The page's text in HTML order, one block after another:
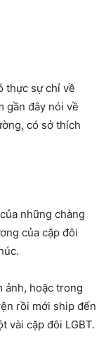
thực sự chỉ về
gần đây nói về
có sở thích
những chàng
của cặp đôi
ảnh, hoặc trong
rồi mới ship đến
vài cặp đôi LGBT.